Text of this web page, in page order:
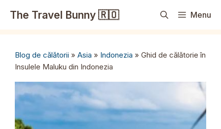
The Travel Bunny 🇷🇴 Menu
Blog de călătorii » Asia » Indonezia » Ghid de călătorie în
Insulele Maluku din Indonezia